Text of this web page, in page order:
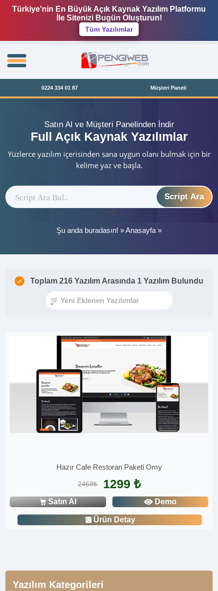
Türkiye'nin En Büyük Açık Kaynak Yazılım Platformu
İle Sitenizi Bugün Oluşturun!
Tüm Yazılımlar
0224 334 01 87 Müşteri Paneli
Satın Al ve Müşteri Panelinden İndir
Full Açık Kaynak Yazılımlar
Yüzlerce yazılım içerisinden sana uygun olanı bulmak için bir
kelime yaz ve başla.
Script Ara
ytag
Şu anda buradasın! »Anasayfa »
Yazılım Kategorileri
Toplam 216 Yazılım Arasında 1 Yazılım Bulundu
Hazır Cafe Restoran Paketi Omy
2468₺ 1299 ₺
Satın Al Demo
Ürün Detay